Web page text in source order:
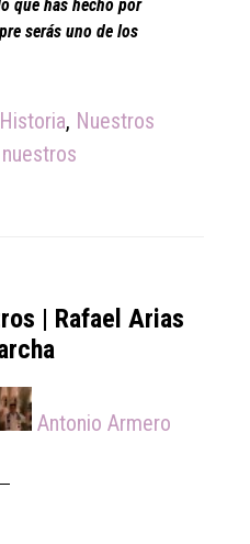
que has hecho por
serás uno de los
, Nuestros
| Rafael Arias
Antonio Armero